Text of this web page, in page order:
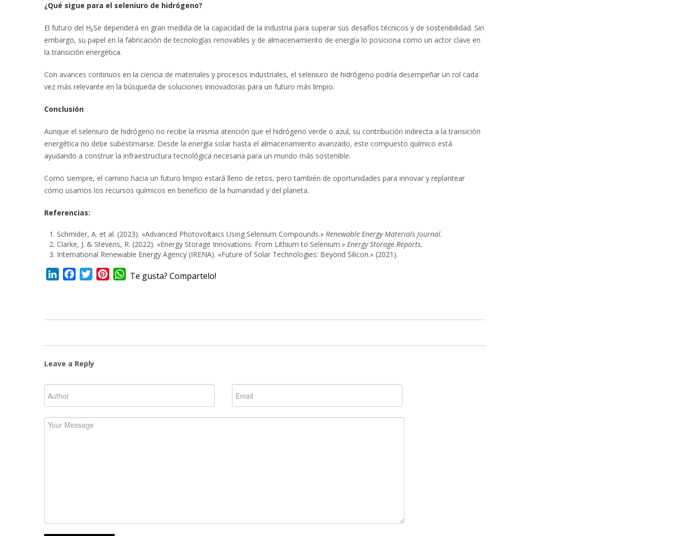
¿Qué sigue para el seleniuro de hidrógeno?
El futuro del H₂Se dependerá en gran medida de la capacidad de la industria para superar sus desafíos técnicos y de sostenibilidad. Sin
embargo, su papel en la fabricación de tecnologías renovables y de almacenamiento de energía lo posiciona como un actor clave en
la transición energética.
Con avances continuos en la ciencia de materiales y procesos industriales, el seleniuro de hidrógeno podría desempeñar un rol cada
vez más relevante en la búsqueda de soluciones innovadoras para un futuro más limpio.
Conclusión
Aunque el seleniuro de hidrógeno no recibe la misma atención que el hidrógeno verde o azul, su contribución indirecta a la transición
energética no debe subestimarse. Desde la energía solar hasta el almacenamiento avanzado, este compuesto químico está
ayudando a construir la infraestructura tecnológica necesaria para un mundo más sostenible.
Como siempre, el camino hacia un futuro limpio estará lleno de retos, pero también de oportunidades para innovar y replantear
cómo usamos los recursos químicos en beneficio de la humanidad y del planeta.
Referencias:
Schmider, A. et al. (2023). «Advanced Photovoltaics Using Selenium Compounds.» Renewable Energy Materials Journal.
Clarke, J. & Stevens, R. (2022). «Energy Storage Innovations: From Lithium to Selenium.» Energy Storage Reports.
International Renewable Energy Agency (IRENA). «Future of Solar Technologies: Beyond Silicon.» (2021).
LinkedInFacebookTwitterPinterestWhatsApp
Te gusta? Compartelo!
Leave a Reply